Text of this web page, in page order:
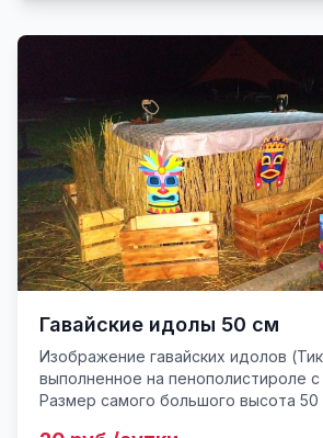
Гавайские идолы 50 см
Изображение гавайских идолов
выполненное на пенополистироле с
Размер самого большого высота 50